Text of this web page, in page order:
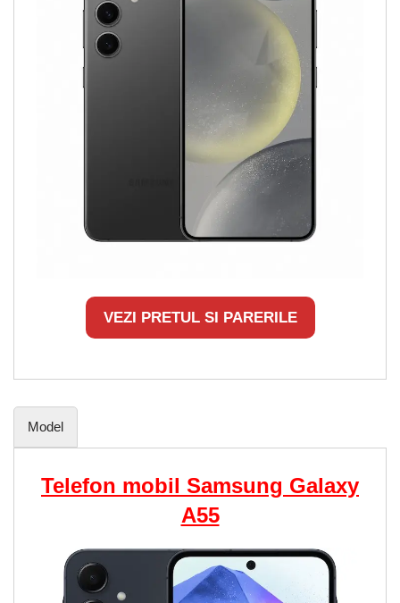
VEZI PRETUL SI PARERILE
Model
Telefon mobil Samsung Galaxy
A55